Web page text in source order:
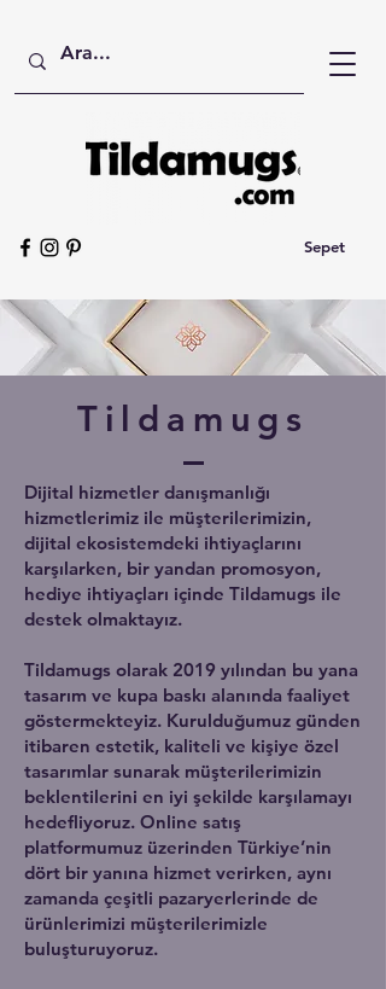
Sepet
Tildamugs
Dijital hizmetler danışmanlığı
hizmetlerimiz ile müşterilerimizin,
dijital ekosistemdeki ihtiyaçlarını
karşılarken, bir yandan promosyon,
hediye ihtiyaçları içinde Tildamugs ile
destek olmaktayız.
Tildamugs olarak 2019 yılından bu yana
tasarım ve kupa baskı alanında faaliyet
göstermekteyiz. Kurulduğumuz günden
itibaren estetik, kaliteli ve kişiye özel
tasarımlar sunarak müşterilerimizin
beklentilerini en iyi şekilde karşılamayı
hedefliyoruz. Online satış
platformumuz üzerinden Türkiye’nin
dört bir yanına hizmet verirken, aynı
zamanda çeşitli pazaryerlerinde de
ürünlerimizi müşterilerimizle
buluşturuyoruz.